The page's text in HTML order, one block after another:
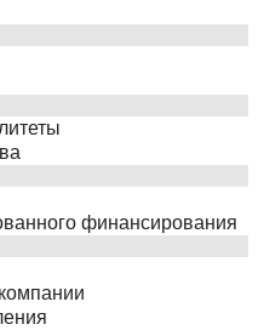
финансирования